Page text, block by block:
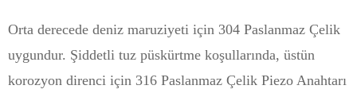
Orta derecede deniz maruziyeti için 304 Paslanmaz Çelik
uygundur. Şiddetli tuz püskürtme koşullarında, üstün
korozyon direnci için 316 Paslanmaz Çelik Piezo Anahtarı